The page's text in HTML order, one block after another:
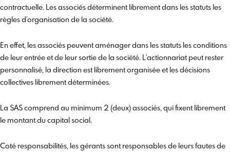
contractuelle. Les associés déterminent librement dans les statuts les
règles d’organisation de la société.
En effet, les associés peuvent aménager dans les statuts les conditions
de leur entrée et de leur sortie de la société. L’actionnariat peut rester
personnalisé, la direction est librement organisée et les décisions
collectives librement déterminées.
La SAS comprend au minimum 2 (deux) associés, qui fixent librement
le montant du capital social.
Coté responsabilités, les gérants sont responsables de leurs fautes de